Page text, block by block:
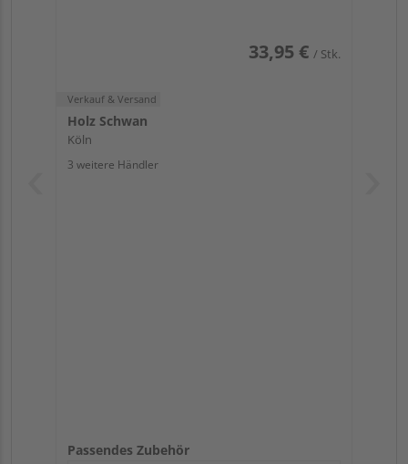
33,95 € / Stk.
Verkauf & Versand
Holz Schwan
Köln
3 weitere Händler
Passendes Zubehör